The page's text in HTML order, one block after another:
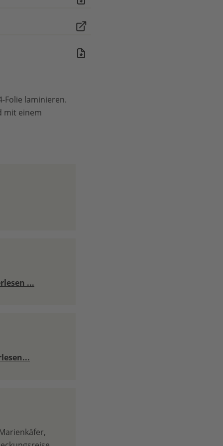
Folie laminieren.
mit einem
...